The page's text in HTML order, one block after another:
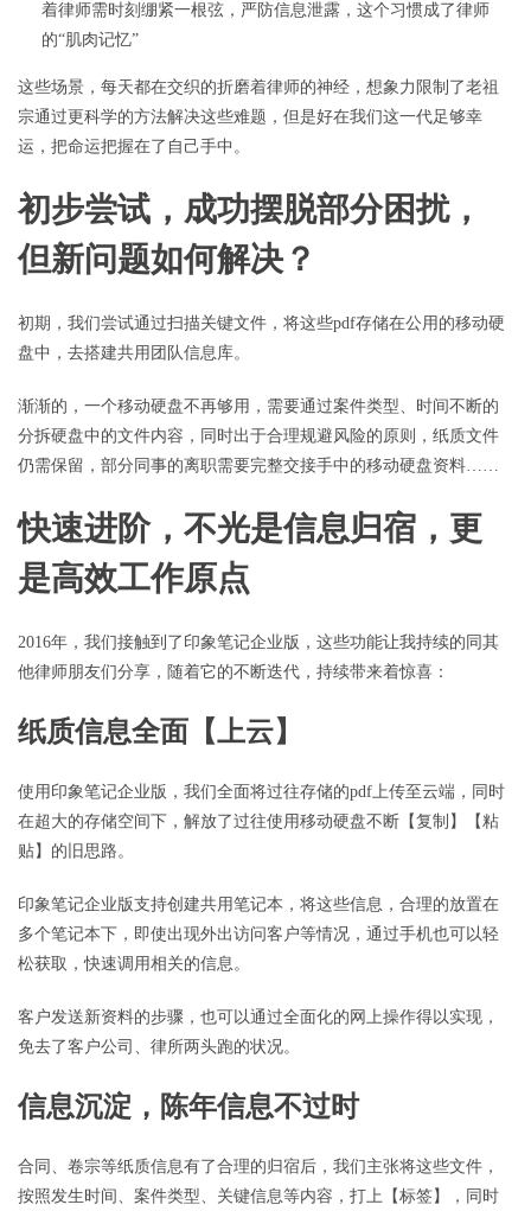
着律师需时刻绷紧一根弦，严防信息泄露，这个习惯成了律师
的“肌肉记忆”
这些场景，每天都在交织的折磨着律师的神经，想象力限制了老祖
宗通过更科学的方法解决这些难题，但是好在我们这一代足够幸
运，把命运把握在了自己手中。
初步尝试，成功摆脱部分困扰，
但新问题如何解决？
初期，我们尝试通过扫描关键文件，将这些pdf存储在公用的移动硬
盘中，去搭建共用团队信息库。
渐渐的，一个移动硬盘不再够用，需要通过案件类型、时间不断的
分拆硬盘中的文件内容，同时出于合理规避风险的原则，纸质文件
仍需保留，部分同事的离职需要完整交接手中的移动硬盘资料……
快速进阶，不光是信息归宿，更
是高效工作原点
2016年，我们接触到了印象笔记企业版，这些功能让我持续的同其
他律师朋友们分享，随着它的不断迭代，持续带来着惊喜：
纸质信息全面【上云】
使用印象笔记企业版，我们全面将过往存储的pdf上传至云端，同时
在超大的存储空间下，解放了过往使用移动硬盘不断【复制】【粘
贴】的旧思路。
印象笔记企业版支持创建共用笔记本，将这些信息，合理的放置在
多个笔记本下，即使出现外出访问客户等情况，通过手机也可以轻
松获取，快速调用相关的信息。
客户发送新资料的步骤，也可以通过全面化的网上操作得以实现，
免去了客户公司、律所两头跑的状况。
信息沉淀，陈年信息不过时
合同、卷宗等纸质信息有了合理的归宿后，我们主张将这些文件，
按照发生时间、案件类型、关键信息等内容，打上【标签】，同时